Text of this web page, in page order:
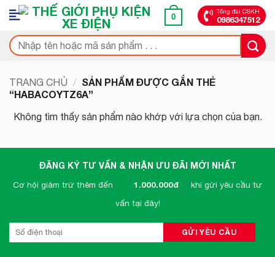
Bỏ
qua
nội
dung
0
Tổng đài CSKH
0986347512
Tìm
kiếm:
TRANG CHỦ / SẢN PHẨM ĐƯỢC GẮN THẺ
“HABACOYTZ6A”
Không tìm thấy sản phẩm nào khớp với lựa chọn của bạn.
ĐĂNG KÝ TƯ VẤN & NHẬN ƯU ĐÃI MỚI NHẤT
Cơ hội giảm trừ thêm đến 1.000.000đ
khi gửi yêu cầu tư
vấn tại đây!